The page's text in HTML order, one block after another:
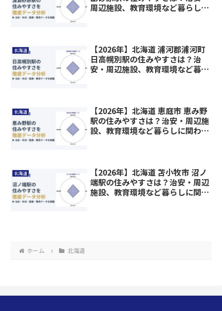
周辺施設、教育環境など暮らしに
北海道
【2026年】北海道 浦河郡浦河町
日高幌別駅の住みやすさは？治
安・周辺施設、教育環境など暮ら
北海道
【2026年】北海道 恵庭市 恵み野
駅の住みやすさは？治安・周辺施
設、教育環境など暮らしに関わる
北海道
【2026年】北海道 苫小牧市 沼ノ
端駅の住みやすさは？治安・周辺
施設、教育環境など暮らしに関わ
ホーム 北海道